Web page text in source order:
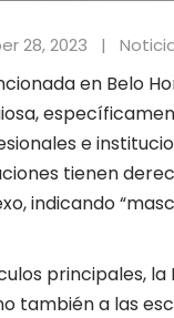
28, 2023
en Belo
e
tienen
indicando
principales, la
también a las